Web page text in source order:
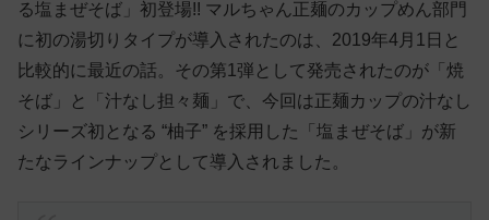
る塩まぜそば」初登場!! マルちゃん正麺のカップめん部門
に初の湯切りタイプが導入されたのは、2019年4月1日と
比較的に最近の話。その第1弾として発売されたのが「焼
そば」と「汁なし担々麺」で、今回は正麺カップの汁なし
シリーズ初となる “柚子” を採用した「塩まぜそば」が新
たなラインナップとして導入されました。